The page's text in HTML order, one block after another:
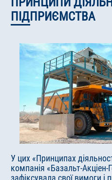
ПІДПРИЄМСТВА
У цих «Принципах
компанія «Базальт-